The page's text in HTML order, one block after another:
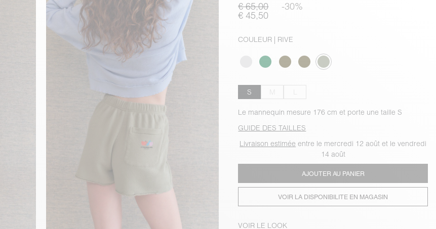
€ 65,00 -30%
€ 45,50
COULEUR | RIVE
S
Le mannequin mesure 176 cm et porte une taille S
GUIDE DES TAILLES
Livraison estimée entre le mercredi 12 août et le vendredi
14 août
AJOUTER AU PANIER
VOIR LA DISPONIBILITE EN MAGASIN
VOIR LE LOOK